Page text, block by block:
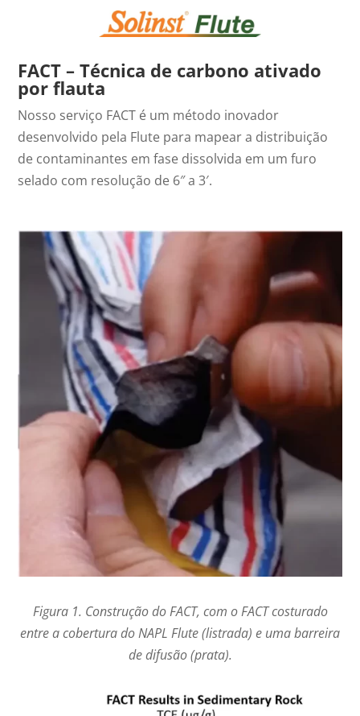
FACT – Técnica de carbono ativado
por flauta
Nosso serviço FACT é um método inovador
desenvolvido pela Flute para mapear a distribuição
de contaminantes em fase dissolvida em um furo
selado com resolução de 6″ a 3′.
Figura 1. Construção do FACT, com o FACT costurado
entre a cobertura do NAPL Flute (listrada) e uma barreira
de difusão (prata).